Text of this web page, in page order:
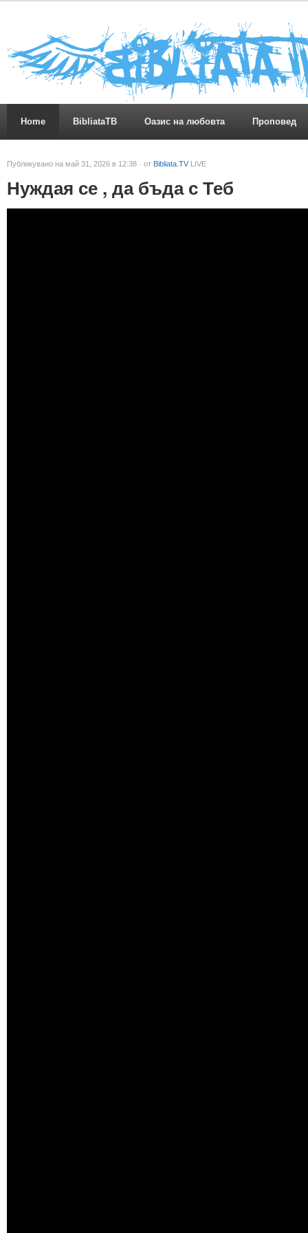
Home BibliataTB Оазис на любовта Проповед
Публикувано на май 31, 2026 в 12:38 · от Bibliata.TV LIVE
Нуждая се , да бъда с Теб